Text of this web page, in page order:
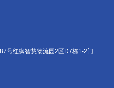
号红狮智慧物流园2区D7栋1-2门